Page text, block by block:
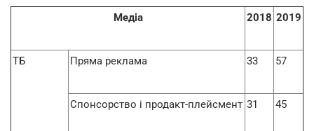
Медіа 2018 2019
ТБ Пряма реклама 33 57
Спонсорство і продакт-плейсмент 31 45